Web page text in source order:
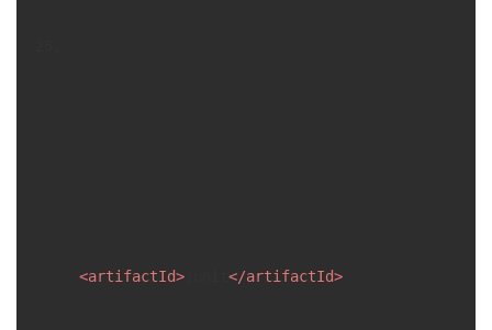
<artifactId> </artifactId>